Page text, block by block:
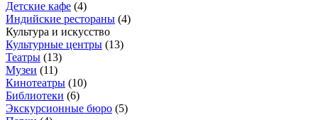
Детские кафе (4)
Индийские рестораны (4)
Культура и искусство
Культурные центры (13)
Театры (13)
Музеи (11)
Кинотеатры (10)
Библиотеки (6)
Экскурсионные бюро (5)